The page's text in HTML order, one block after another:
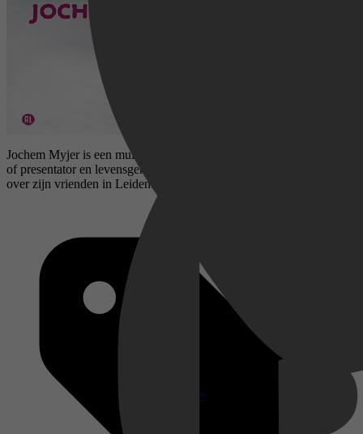
Disney+
Jochem Myjer is een multitalent: cabaretier, komiek, musicus, acteur
of presentator en levensgenieter. De Rust Zelve gaat onder meer
over zijn vrienden in Leiden.